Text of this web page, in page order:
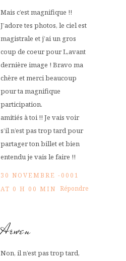
Mais c’est magnifique !!
J’adore tes photos, le ciel est
magistrale et j’ai un gros
coup de coeur pour L,avant
dernière image ! Bravo ma
chère et merci beaucoup
pour ta magnifique
participation.
amitiés à toi !! Je vais voir
s’il n’est pas trop tard pour
partager ton billet et bien
entendu je vais le faire !!
30 NOVEMBRE -0001
AT 0 H 00 MIN Répondre
Arwen
Non, il n’est pas trop tard,